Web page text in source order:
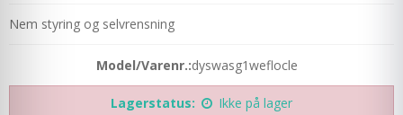
Nem styring og selvrensning
Model/Varenr.:dyswasg1weflocle
Lagerstatus: Ikke på lager